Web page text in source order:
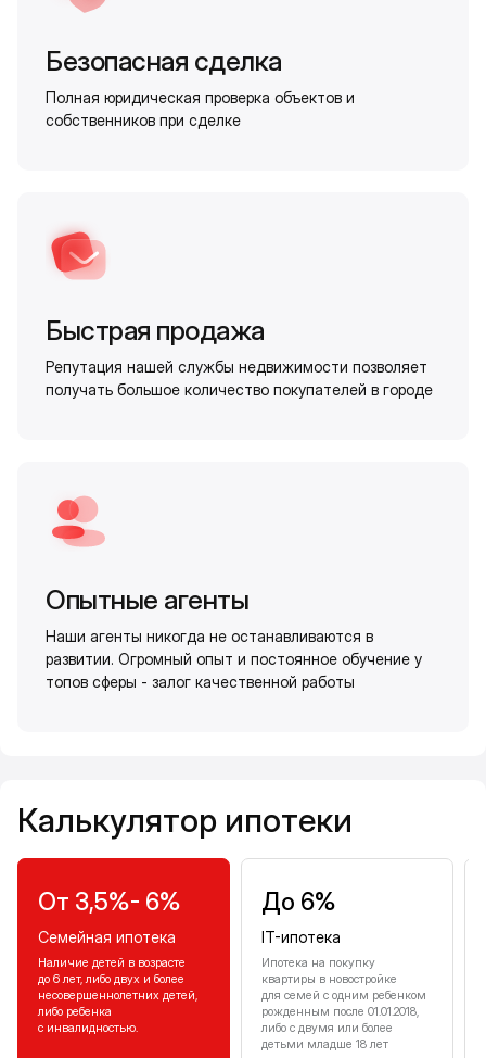
Безопасная сделка
Полная юридическая проверка объектов и
собственников при сделке
Быстрая продажа
Репутация нашей службы недвижимости позволяет
получать большое количество покупателей в городе
Опытные агенты
Наши агенты никогда не останавливаются в
развитии. Огромный опыт и постоянное обучение у
топов сферы - залог качественной работы
Калькулятор ипотеки
От 3,5%- 6%
Семейная ипотека
Наличие детей в возрасте
до 6 лет, либо двух и более
несовершеннолетних детей,
либо ребенка
с инвалидностью.
До 6%
IT-ипотека
Ипотека на покупку
квартиры в новостройке
для семей с одним ребенком
рожденным после 01.01.2018,
либо с двумя или более
детьми младше 18 лет